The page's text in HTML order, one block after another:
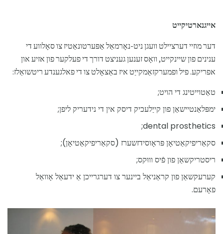
אייגנארטיקייט
דער מוזיי דערציילט וועגן ניט-נאָרמאַל אַפּערטונאַטיז צו סאָלווע די
ענינים פון שיינקייט, וואָס זענען געניצט דורך די פעלקער פון אזיע און
אפריקע. פיל ופמערקזאַמקייַט איז באַצאָלט צו די פאלגענדע ריטשואַלז:
טאַטוייטינג די הויט;
ימפּלאַנטיישאַן פון קייַלעכיק דיסק אין די נידעריק ליפן;
dental prosthetics;
סקאַריפיקאַטיאָן פּראָוסידזשערז (סקאַריפיקאַטיאָן);
ריסטריקשאַן פון פֿיס וווּקס;
קערעקשאַן פון קראַניאַל ביינער צו דערגרייכן אַ ידעאַל אָוואַל
פאָרעם.